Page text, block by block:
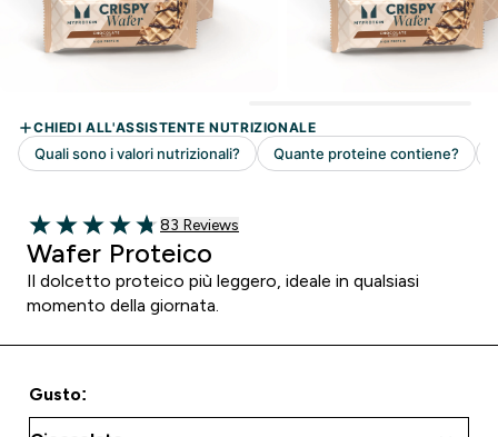
4.76 out of 5 stars
83 customer reviews
83 Reviews
Wafer Proteico
Il dolcetto proteico più leggero, ideale in qualsiasi
momento della giornata.
Gusto: